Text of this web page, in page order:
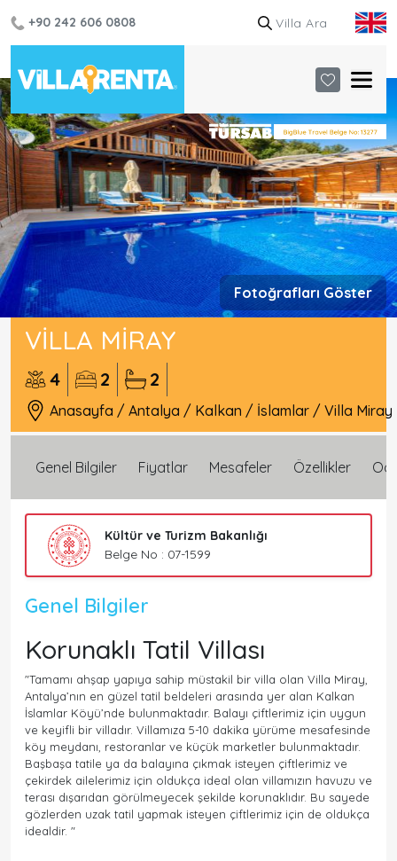
+90 242 606 0808
Fotoğrafları Göster
VILLA MIRAY
4 2 2
Anasayfa / Antalya / Kalkan / İslamlar / Villa Miray
Genel Bilgiler Fiyatlar Mesafeler Özellikler
Kültür ve Turizm Bakanlığı
Belge No : 07-1599
Genel Bilgiler
Korunaklı Tatil Villası
"Tamamı ahşap yapıya sahip müstakil bir villa olan Villa Miray,
Antalya’nın en güzel tatil beldeleri arasında yer alan Kalkan
İslamlar Köyü’nde bulunmaktadır. Balayı çiftlerimiz için uygun
ve keyifli bir villadır. Villamıza 5-10 dakika yürüme mesafesinde
köy meydanı, restoranlar ve küçük marketler bulunmaktadır.
Başbaşa tatile ya da balayına çıkmak isteyen çiftlerimiz ve
çekirdek ailelerimiz için oldukça ideal olan villamızın havuzu ve
terası dışarıdan görülmeyecek şekilde korunaklıdır. Bu sayede
gözlerden uzak tatil yapmak isteyen çiftlerimiz için de oldukça
idealdir. "